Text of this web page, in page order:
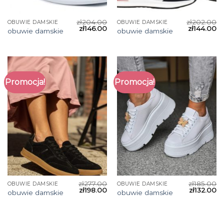
OBUWIE DAMSKIE
obuwie damskie
zł204.00
zł146.00
OBUWIE DAMSKIE
obuwie damskie
zł202.00
zł144.00
Promocja!
OBUWIE DAMSKIE
obuwie damskie
zł277.00
zł198.00
Promocja!
OBUWIE DAMSKIE
obuwie damskie
zł185.00
zł132.00